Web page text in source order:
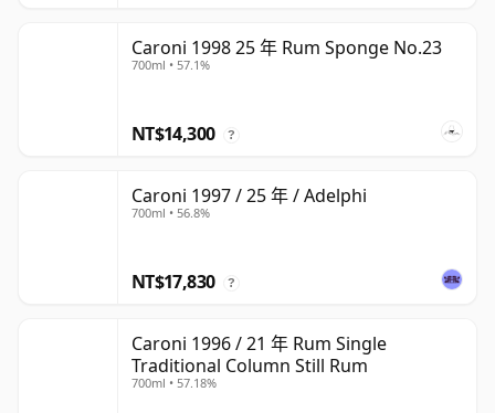
Caroni 1998 25 年 Rum Sponge No.23
700ml • 57.1%
NT$14,300 ?
Caroni 1997 / 25 年 / Adelphi
700ml • 56.8%
NT$17,830 ?
Caroni 1996 / 21 年 Rum Single
Traditional Column Still Rum
700ml • 57.18%